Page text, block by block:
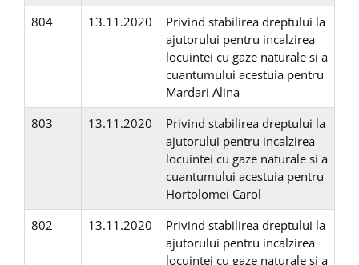
804
13.11.2020
Privind stabilirea dreptului la
ajutorului pentru incalzirea
locuintei cu gaze naturale si a
cuantumului acestuia pentru
Mardari Alina
803
13.11.2020
Privind stabilirea dreptului la
ajutorului pentru incalzirea
locuintei cu gaze naturale si a
cuantumului acestuia pentru
Hortolomei Carol
802
13.11.2020
Privind stabilirea dreptului la
ajutorului pentru incalzirea
locuintei cu gaze naturale si a